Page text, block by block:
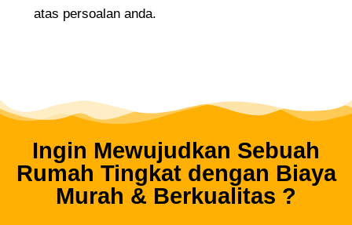
atas persoalan anda.
Ingin Mewujudkan Sebuah
Rumah Tingkat dengan Biaya
Murah & Berkualitas ?